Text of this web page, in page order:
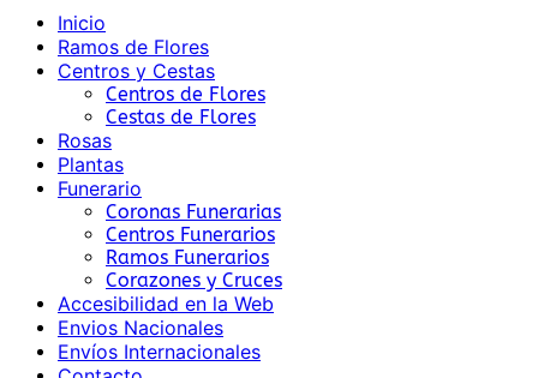
Inicio
Ramos de Flores
Centros y Cestas
Centros de Flores
Cestas de Flores
Rosas
Plantas
Funerario
Coronas Funerarias
Centros Funerarios
Ramos Funerarios
Corazones y Cruces
Accesibilidad en la Web
Envios Nacionales
Envíos Internacionales